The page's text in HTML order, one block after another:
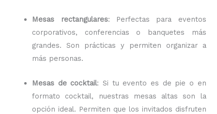
Mesas rectangulares: Perfectas para eventos
corporativos, conferencias o banquetes más
grandes. Son prácticas y permiten organizar a
más personas.
Mesas de cocktail: Si tu evento es de pie o en
formato cocktail, nuestras mesas altas son la
opción ideal. Permiten que los invitados disfruten